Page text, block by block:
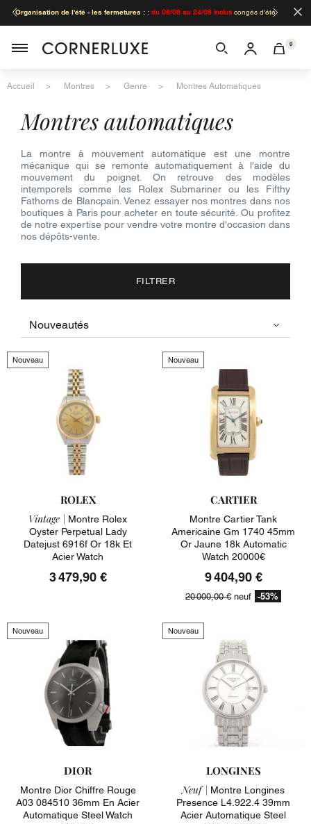
Organisation de l'été - les fermetures : : du 08/08 au 24/08 incluscongés d'été
×
0
Accueil Montres Genre Montres Automatiques
montres automatiques
La montre à mouvement automatique est une montre
mécanique qui se remonte automatiquement à l'aide du
mouvement du poignet. On retrouve des modèles
intemporels comme les Rolex Submariner ou les Fifthy
Fathoms de Blancpain. Venez essayer nos montres dans nos
boutiques à Paris pour acheter en toute sécurité. Ou profitez
de notre expertise pour vendre votre montre d'occasion dans
nos dépôts-vente.
FILTRER
Nouveau
ROLEX
Vintage | Montre Rolex
Oyster Perpetual Lady
Datejust 6916f Or 18k Et
Acier Watch
3 479,90 €
Nouveau
CARTIER
Montre Cartier Tank
Americaine Gm 1740 45mm
Or Jaune 18k Automatic
Watch 20000€
9 404,90 €
20 000,00 € neuf -53%
Nouveau
DIOR
Montre Dior Chiffre Rouge
A03 084510 36mm En Acier
Automatique Steel Watch
Nouveau
LONGINES
Neuf | Montre Longines
Presence L4.922.4 39mm
Acier Automatique Steel